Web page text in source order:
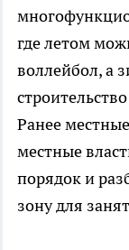
где летом
воллейбол, а
Ранее
местные
порядок и
зону для